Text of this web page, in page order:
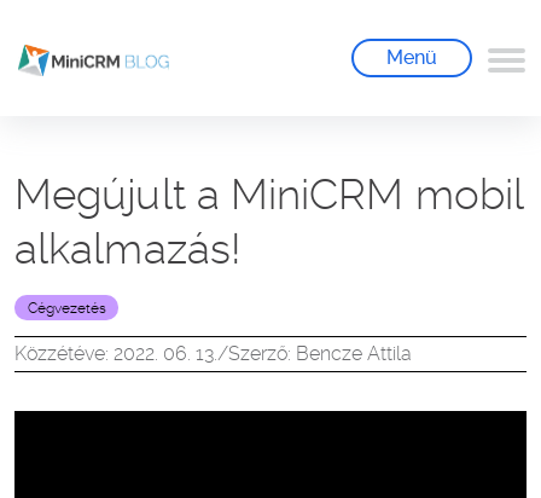
Menü
Megújult a MiniCRM mobil
alkalmazás!
Cégvezetés
Közzétéve: 2022. 06. 13./Szerző: Bencze Attila